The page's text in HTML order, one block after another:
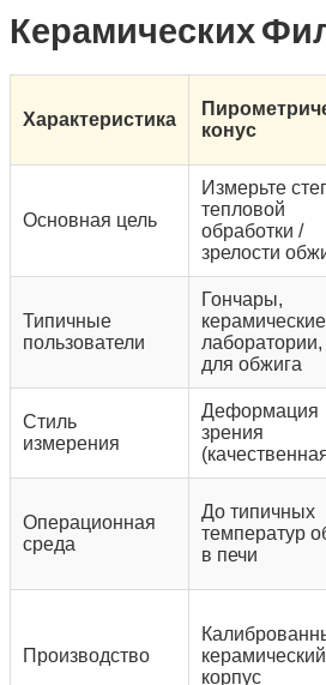
Керамических
Характеристика
конус
Основная цель
Измерьте
тепловой
обработки /
зрелости
Типичные
пользователи
Гончары,
керамические
лаборатории,
для обжига
Стиль
измерения
Деформация
зрения
Операционная
среда
До типичных
температур
в печи
Производство
керамический
корпус